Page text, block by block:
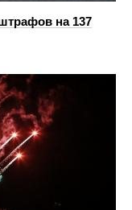
на 137